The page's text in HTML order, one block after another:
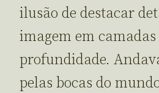
ilusão de destacar
imagem em camadas
profundidade.
pelas bocas do